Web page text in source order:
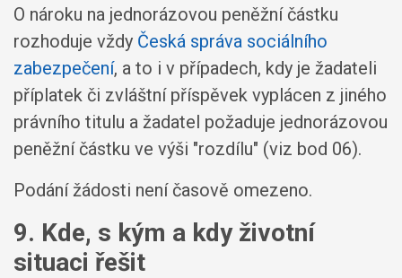
O nároku na jednorázovou peněžní částku
rozhoduje vždy Česká správa sociálního
zabezpečení, a to i v případech, kdy je žadateli
příplatek či zvláštní příspěvek vyplácen z jiného
právního titulu a žadatel požaduje jednorázovou
peněžní částku ve výši "rozdílu" (viz bod 06).
Podání žádosti není časově omezeno.
9. Kde, s kým a kdy životní
situaci řešit